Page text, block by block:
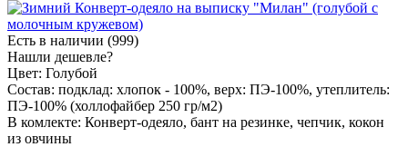
Есть в наличии (999)
Нашли дешевле?
Цвет: Голубой
Состав: подклад: хлопок - 100%, верх: ПЭ-100%, утеплитель:
ПЭ-100% (холлофайбер 250 гр/м2)
В комлекте: Конверт-одеяло, бант на резинке, чепчик, кокон
из овчины